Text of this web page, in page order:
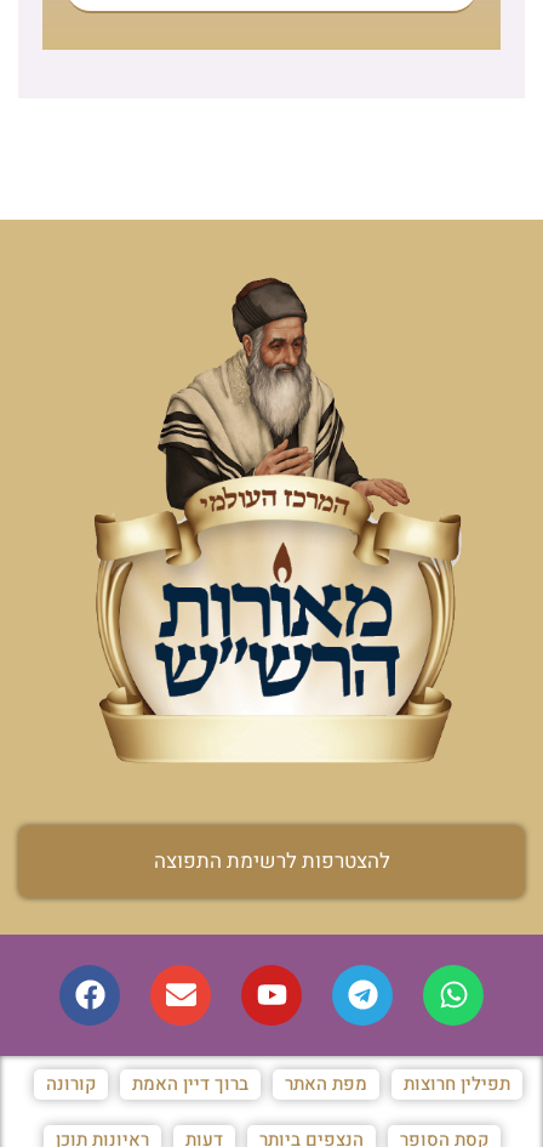
להצטרפות לרשימת התפוצה
תפילין חרוצות מפת האתר ברוך דיין האמת קורונה
קסת הסופר הנצפים ביותר דעות ראיונות תוכן